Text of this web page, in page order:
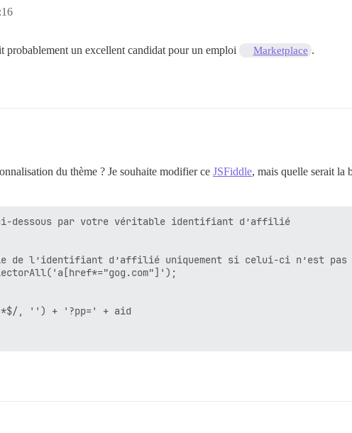
probablement un excellent candidat pour un emploi Marketplace .
du thème ? Je souhaite modifier ce JSFiddle, mais quelle serait la
dessous par votre véritable identifiant d’affilié
de l’identifiant d’affilié uniquement si celui-ci n’est pas
, '') + '?pp=' + aid